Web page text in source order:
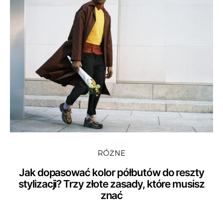
RÓŻNE
Jak dopasować kolor półbutów do reszty
stylizacji? Trzy złote zasady, które musisz
znać